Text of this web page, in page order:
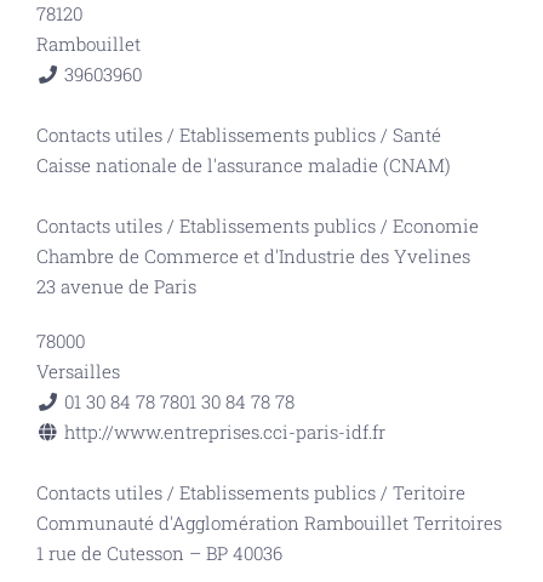
78120
Rambouillet
39603960
Contacts utiles / Etablissements publics / Santé
Caisse nationale de l'assurance maladie (CNAM)
Contacts utiles / Etablissements publics / Economie
Chambre de Commerce et d'Industrie des Yvelines
23 avenue de Paris
78000
Versailles
01 30 84 78 7801 30 84 78 78
http://www.entreprises.cci-paris-idf.fr
Contacts utiles / Etablissements publics / Teritoire
Communauté d'Agglomération Rambouillet Territoires
1 rue de Cutesson – BP 40036